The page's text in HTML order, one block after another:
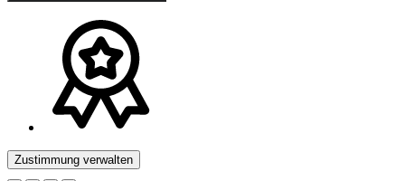
Zustimmung verwalten